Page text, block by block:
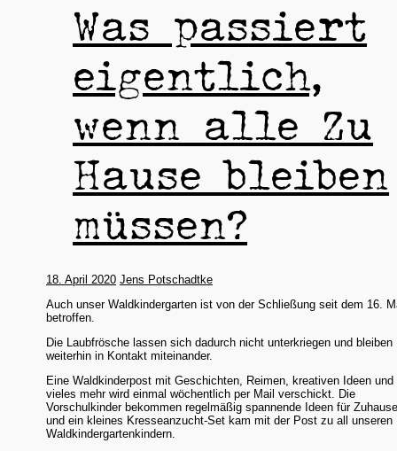
Was passiert
eigentlich,
wenn alle Zu
Hause bleiben
müssen?
18. April 2020 Jens Potschadtke
Auch unser Waldkindergarten ist von der Schließung seit dem 16.
betroffen.
Die Laubfrösche lassen sich dadurch nicht unterkriegen und bleiben
weiterhin in Kontakt miteinander.
Eine Waldkinderpost mit Geschichten, Reimen, kreativen Ideen und
vieles mehr wird einmal wöchentlich per Mail verschickt. Die
Vorschulkinder bekommen regelmäßig spannende Ideen für
und ein kleines Kresseanzucht-Set kam mit der Post zu all unseren
Waldkindergartenkindern.